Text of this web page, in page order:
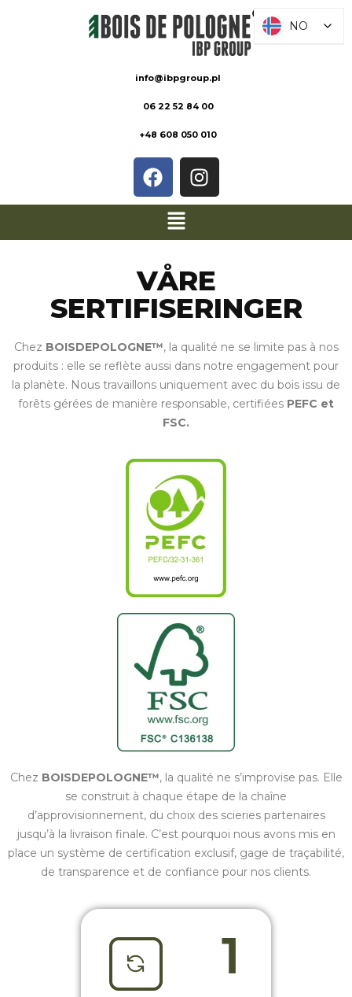
info@ibpgroup.pl
06 22 52 84 00
+48 608 050 010
VÅRE
SERTIFISERINGER
Chez BOISDEPOLOGNE™, la qualité ne se limite pas à nos
produits : elle se reflète aussi dans notre engagement pour
la planète. Nous travaillons uniquement avec du bois issu de
forêts gérées de manière responsable, certifiées PEFC et
FSC.
Chez BOISDEPOLOGNE™, la qualité ne s’improvise pas. Elle
se construit à chaque étape de la chaîne
d’approvisionnement, du choix des scieries partenaires
jusqu’à la livraison finale. C’est pourquoi nous avons mis en
place un système de certification exclusif, gage de traçabilité,
de transparence et de confiance pour nos clients.
NO
NO